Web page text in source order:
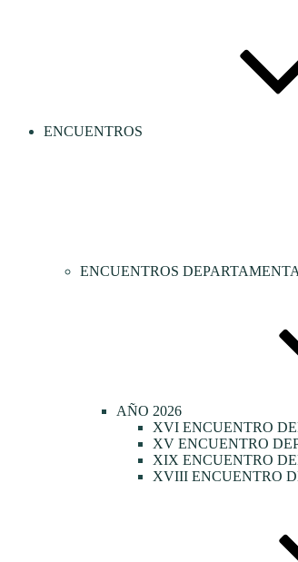
ENCUENTROS
ENCUENTROS
AÑO 2026
XVI ENCUENTRO
XV ENCUENTRO
XIX ENCUENTRO
XVIII ENCUENTRO